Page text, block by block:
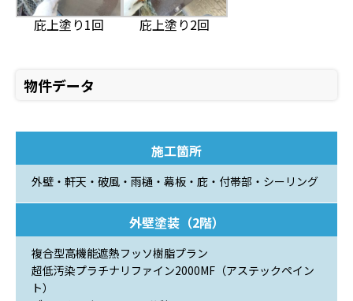
庇上塗り1回 庇上塗り2回
物件データ
施工箇所
外壁・軒天・破風・雨樋・幕板・庇・付帯部・シーリング
外壁塗装（2階）
複合型高機能遮熱フッソ樹脂プラン
超低汚染プラチナリファイン2000MF（アステックペイン
ト）